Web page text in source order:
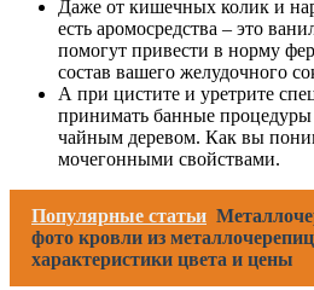
Даже от кишечных колик и
есть аромосредства – это
помогут привести в норму
состав вашего желудочного
А при цистите и уретрите
принимать банные процедуры
чайным деревом. Как вы
мочегонными свойствами.
Популярные статьи
фото кровли из
характеристики цвета и цены